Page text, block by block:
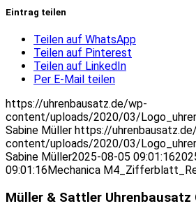
Eintrag teilen
Teilen auf WhatsApp
Teilen auf Pinterest
Teilen auf LinkedIn
Per E-Mail teilen
https://uhrenbausatz.de/wp-
content/uploads/2020/03/
Sabine Müller https://
content/uploads/2020/03/
Sabine Müller2025-08-05 09:01:16
09:01:16 Mechanica
Müller & Sattler Uhrenbausatz